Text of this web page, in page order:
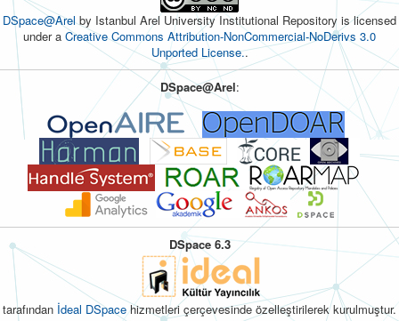
DSpace@Arelby Istanbul Arel University Institutional Repository is licensed
under a Creative Commons Attribution-NonCommercial-NoDerivs 3.0
Unported License..
DSpace@Arel:
DSpace 6.3
tarafından İdeal DSpacehizmetleri çerçevesinde özelleştirilerek kurulmuştur.